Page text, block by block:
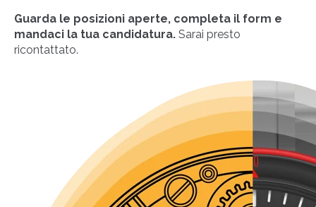
Guarda le posizioni aperte, completa il form e
mandaci la tua candidatura. Sarai presto
ricontattato.